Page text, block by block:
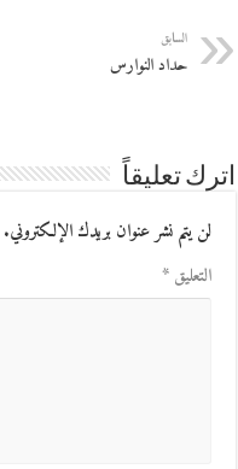
السابق
حداد النوارس
اترك تعليقاً
لن يتم نشر عنوان بريدك الإلكتروني.
التعليق*